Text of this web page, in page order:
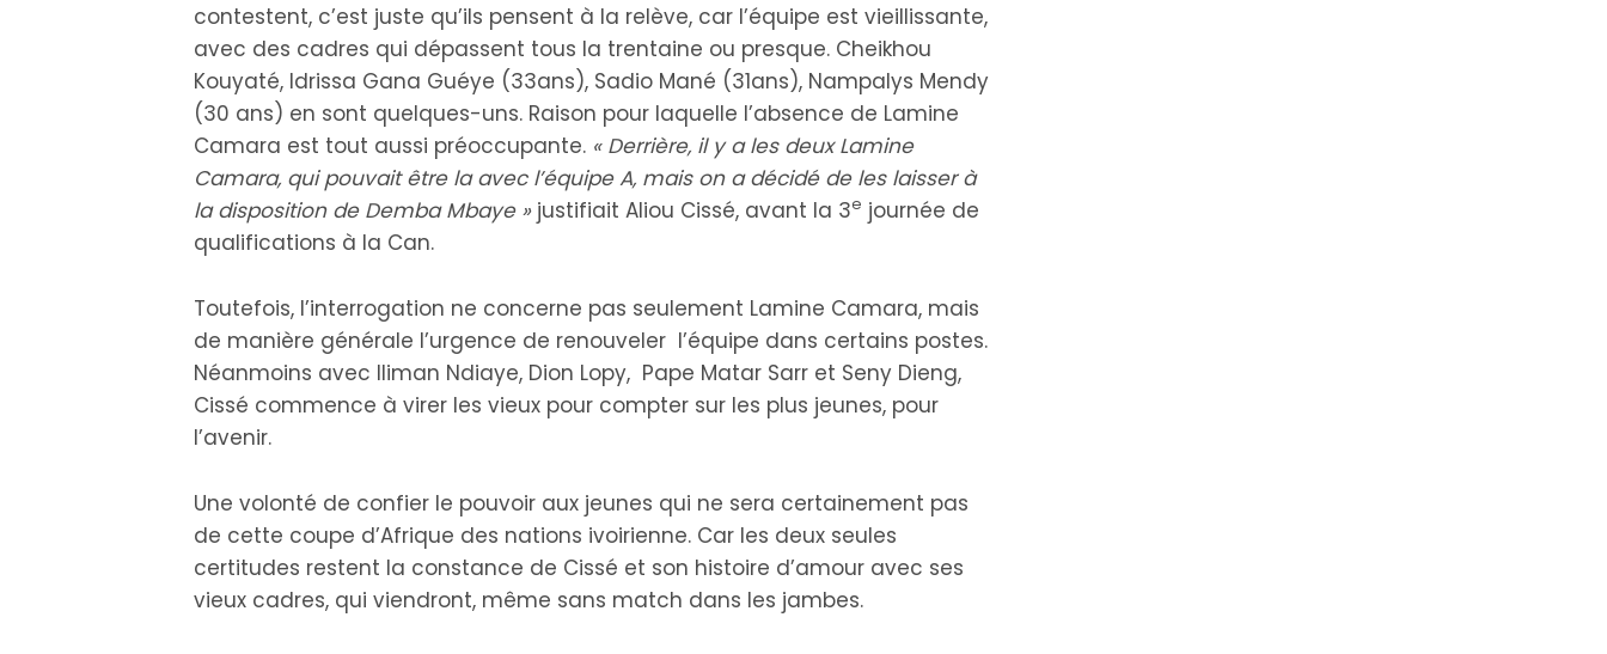
contestent, c’est juste qu’ils pensent à la relève, car l’équipe est vieillissante,
avec des cadres qui dépassent tous la trentaine ou presque. Cheikhou
Kouyaté, Idrissa Gana Guéye (33ans), Sadio Mané (31ans), Nampalys Mendy
(30 ans) en sont quelques-uns. Raison pour laquelle l’absence de Lamine
Camara est tout aussi préoccupante. « Derrière, il y a les deux Lamine
Camara, qui pouvait être la avec l’équipe A, mais on a décidé de les laisser à
la disposition de Demba Mbaye » justifiait Aliou Cissé, avant la 3e journée de
qualifications à la Can.
Toutefois, l’interrogation ne concerne pas seulement Lamine Camara, mais
de manière générale l’urgence de renouveler l’équipe dans certains postes.
Néanmoins avec Iliman Ndiaye, Dion Lopy, Pape Matar Sarr et Seny Dieng,
Cissé commence à virer les vieux pour compter sur les plus jeunes, pour
l’avenir.
Une volonté de confier le pouvoir aux jeunes qui ne sera certainement pas
de cette coupe d’Afrique des nations ivoirienne. Car les deux seules
certitudes restent la constance de Cissé et son histoire d’amour avec ses
vieux cadres, qui viendront, même sans match dans les jambes.